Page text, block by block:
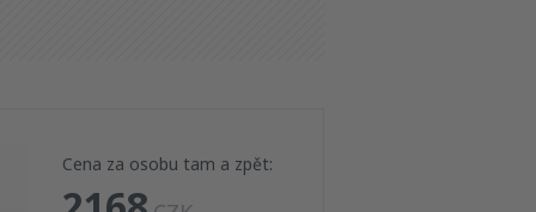
Cena za osobu tam a zpět: